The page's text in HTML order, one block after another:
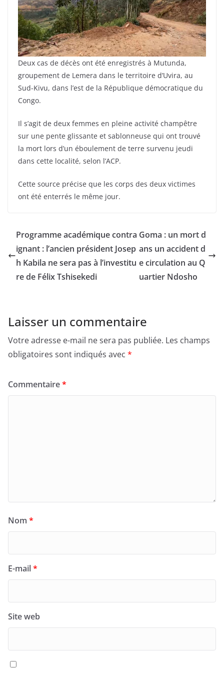
Deux cas de décès ont été enregistrés à Mutunda,
groupement de Lemera dans le territoire d’Uvira, au
Sud-Kivu, dans l’est de la République démocratique du
Congo.
Il s’agit de deux femmes en pleine activité champêtre
sur une pente glissante et sablonneuse qui ont trouvé
la mort lors d’un éboulement de terre survenu jeudi
dans cette localité, selon l’ACP.
Cette source précise que les corps des deux victimes
ont été enterrés le même jour.
Programme académique contra
ignant : l’ancien président Josep
h Kabila ne sera pas à l’investitu
re de Félix Tshisekedi
Goma : un mort d
ans un accident d
e circulation au Q
uartier Ndosho
Laisser un commentaire
Votre adresse e-mail ne sera pas publiée. Les champs
obligatoires sont indiqués avec *
Commentaire*
Nom *
E-mail*
Site web